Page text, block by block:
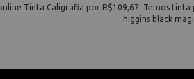
Tinta Caligrafia por R$109,67. Temos
higgins black